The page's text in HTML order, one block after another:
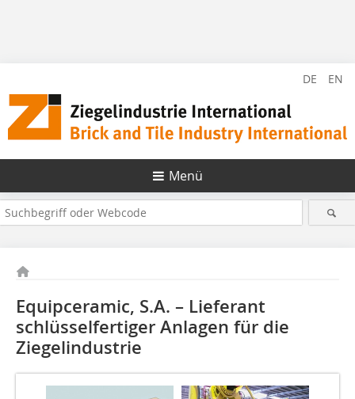
DE EN
Menü
Equipceramic, S.A. – Lieferant
schlüsselfertiger ­Anlagen für die
Ziegelindustrie